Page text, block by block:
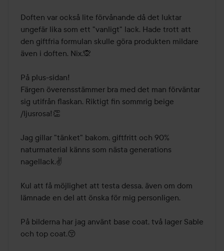
Doften var också lite förvånande då det luktar
ungefär lika som ett "vanligt" lack. Hade trott att
den giftfria formulan skulle göra produkten mildare
även i doften. Nix.🙊
På plus-sidan!
Färgen överensstämmer bra med det man förväntar
sig utifrån flaskan. Riktigt fin sommrig beige
/ljusrosa!👏
Jag gillar "tänket" bakom, giftfritt och 90%
naturmaterial känns som nästa generations
nagellack.✌️
Kul att få möjlighet att testa dessa, även om dom
lämnade en del att önska för mig personligen.
På bilderna har jag använt base coat, två lager Sable
och top coat.😚